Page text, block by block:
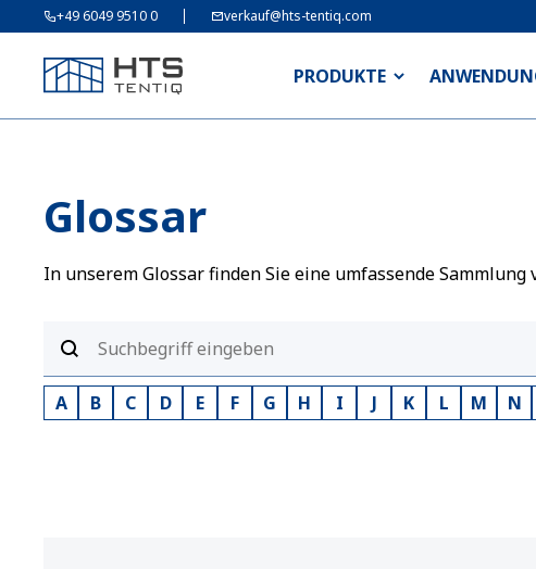
+49 6049 9510 0 verkauf@hts-tentiq.com
PRODUKTE
Glossar
In unserem Glossar finden Sie eine umfassende
A B C D E F G H I J K L M N